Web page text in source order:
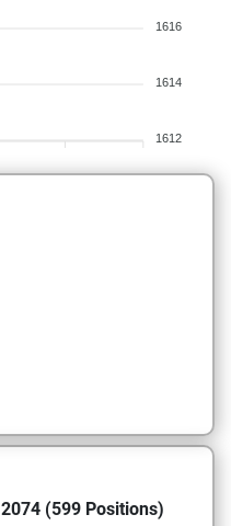
1616
1614
1612
2074 (599 Positions)